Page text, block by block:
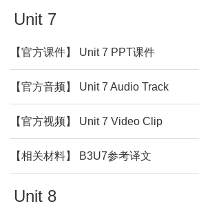
Unit 7
【官方课件】 Unit 7 PPT课件
【官方音频】 Unit 7 Audio Track
【官方视频】 Unit 7 Video Clip
【相关材料】 B3U7参考译文
Unit 8